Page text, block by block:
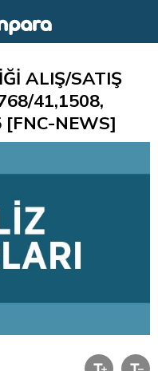
ALIŞ/SATIŞ
41,1508,
[FNC-NEWS]